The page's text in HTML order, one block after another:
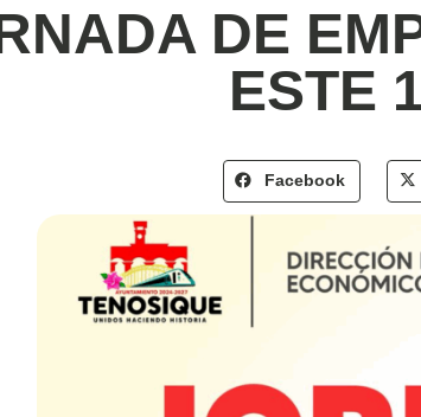
DE
ESTE
Facebook